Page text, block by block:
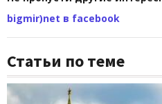
bigmir)net в facebook
Статьи по теме